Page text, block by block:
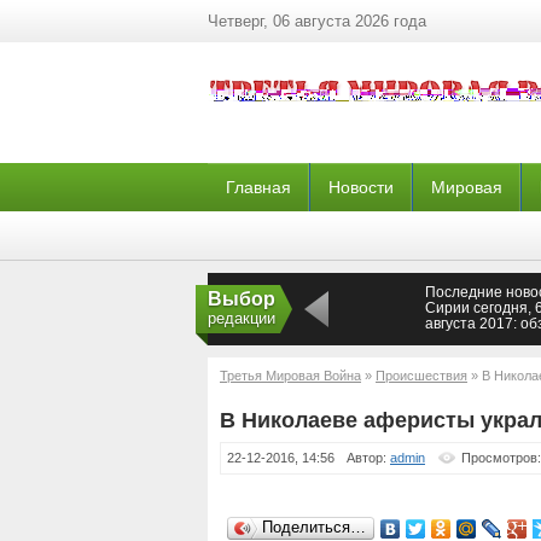
Четверг, 06 августа 2026 года
Главная Новости Мировая
Выбор
редакции
Последние
Сирии сегодня, 6
августа 2017:
сводка по
06.08.2017
Третья Мировая Война » Происшествия » В
В Николаеве аферисты
22-12-2016, 14:56 Автор: admin
Поделиться…